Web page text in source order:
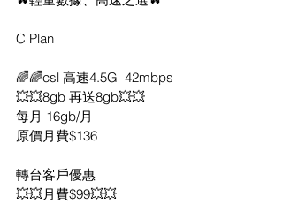
C Plan
🌈🌈csl 高速4.5G  42mbps
💥💥8gb 再送8gb💥💥
每月 16gb/月
原價月費$136
轉台客戶優惠
💥💥月費$99💥💥